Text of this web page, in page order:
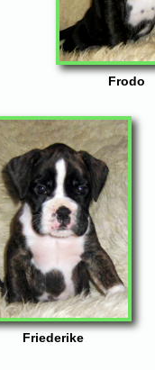
Frodo
Friederike